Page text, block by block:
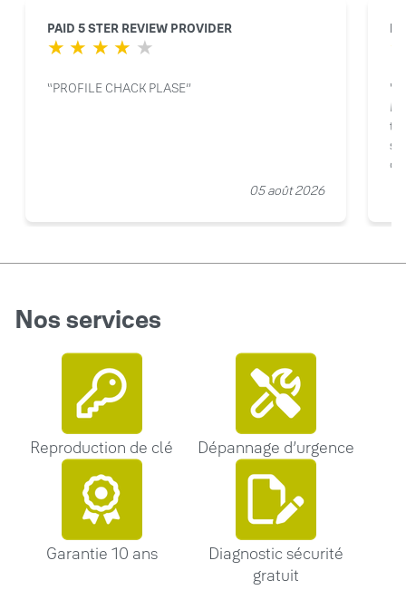
PAID 5 STER REVIEW PROVIDER
05 août 2026
PROFILE CHACK PLASE
Nos services
Reproduction de clé Dépannage d’urgence
Garantie 10 ans
Diagnostic sécurité
gratuit